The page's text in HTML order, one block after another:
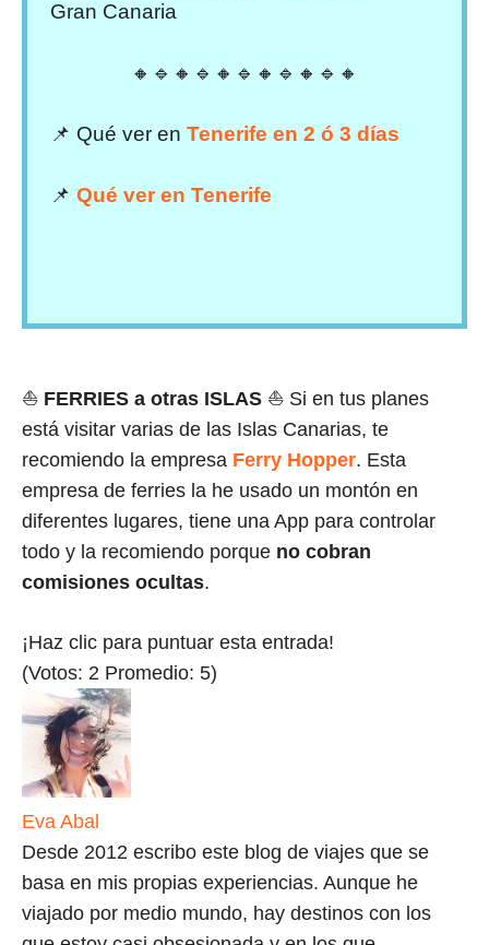
Gran Canaria
🔸🔹🔸🔹🔸🔹🔸🔹🔸🔹🔸
📌 Qué ver enTenerife en 2 ó 3 días
📌Qué ver en Tenerife
⛵ FERRIES a otras ISLAS ⛵ Si en tus planes
está visitar varias de las Islas Canarias, te
recomiendo la empresa Ferry Hopper. Esta
empresa de ferries la he usado un montón en
diferentes lugares, tiene una App para controlar
todo y la recomiendo porque no cobran
comisiones ocultas.
¡Haz clic para puntuar esta entrada!
(Votos: 2 Promedio: 5)
Eva Abal
Desde 2012 escribo este blog de viajes que se
basa en mis propias experiencias. Aunque he
viajado por medio mundo, hay destinos con los